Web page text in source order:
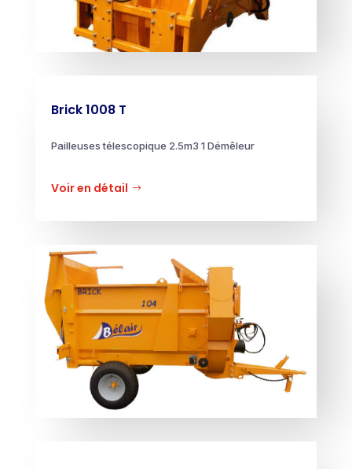
Brick 1008 T
Pailleuses télescopique 2.5m3 1 Démêleur
Voir en détail